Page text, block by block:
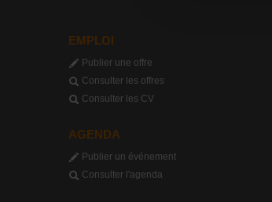
EMPLOI
Publier une offre
Consulter les offres
Consulter les CV
AGENDA
Publier un événement
Consulter l'agenda